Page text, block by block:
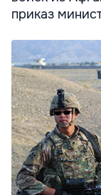
приказ